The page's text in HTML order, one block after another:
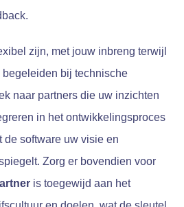
zijn, met jouw inbreng terwijl
bij technische
naar partners die uw inzichten
in het ontwikkelingsproces
de software uw visie en
Zorg er bovendien voor
is toegewijd aan het